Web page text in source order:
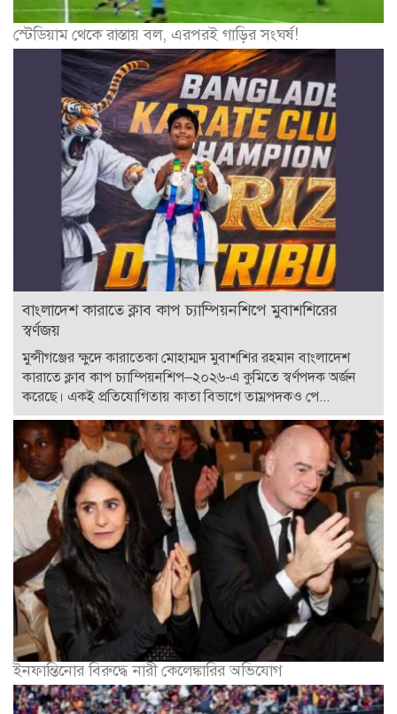
স্টেডিয়াম থেকে রাস্তায় বল, এরপরই গাড়ির সংঘর্ষ!
বাংলাদেশ কারাতে ক্লাব কাপ চ্যাম্পিয়নশিপে মুবাশশিরের
স্বর্ণজয়
মুন্সীগঞ্জের ক্ষুদে কারাতেকা মোহাম্মদ মুবাশশির রহমান বাংলাদেশ
কারাতে ক্লাব কাপ চ্যাম্পিয়নশিপ–২০২৬-এ কুমিতে স্বর্ণপদক অর্জন
করেছে। একই প্রতিযোগিতায় কাতা বিভাগে তাম্রপদকও পে...
ইনফান্তিনোর বিরুদ্ধে নারী কেলেঙ্কারির অভিযোগ